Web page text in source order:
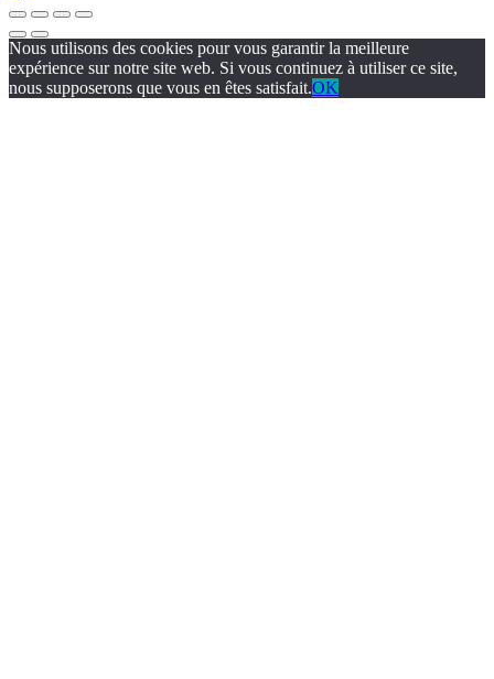
Nous utilisons des cookies pour vous garantir la meilleure
expérience sur notre site web. Si vous continuez à utiliser ce site,
nous supposerons que vous en êtes satisfait.OK